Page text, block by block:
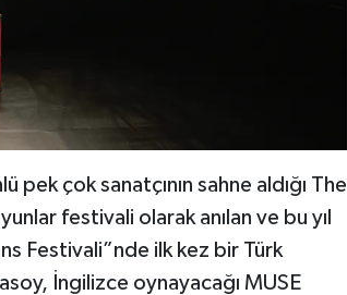
çok sanatçının sahne aldığı The
festivali olarak anılan ve bu yıl
Festivali”nde ilk kez bir Türk
İngilizce oynayacağı MUSE